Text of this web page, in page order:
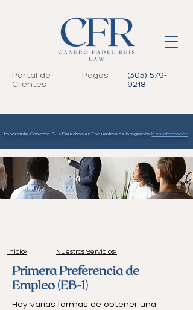
Portal de
Clientes
Pagos
(305) 579-
9218
Importante: Conozca Sus Derechos en Encuentros de Inmigración. Más Información
Inicio> Nuestros Servicios>
Primera Preferencia de
Empleo (EB-1)
Hay varias formas de obtener una